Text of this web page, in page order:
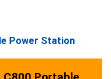
Power Station